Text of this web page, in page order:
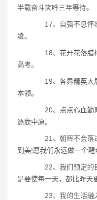
半载奋斗笑吟三年等待。
17、自强不息怀
凌。
18、花开花落腊梅
高考。
19、各界精英大
本领。
20、点点心血勤
逐鹿中原。
21、朝晖不会落
到美!愿我们永远做一个醒
22、我们预定的
是要使每一天，都比昨天
23、我的生活融入